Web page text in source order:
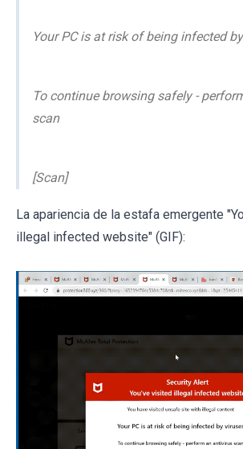
Your PC is at risk of being infected
To continue browsing safely -
scan
[Scan]
La apariencia de la estafa emergente
illegal infected website" (GIF):